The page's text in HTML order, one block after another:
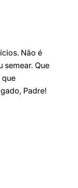
Não é
semear. Que
que
Padre!